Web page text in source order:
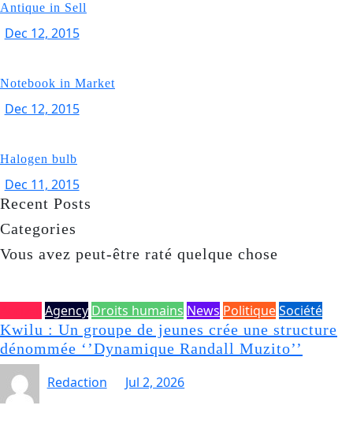
Antique in Sell
Dec 12, 2015
Notebook in Market
Dec 12, 2015
Halogen bulb
Dec 11, 2015
Recent Posts
Categories
Vous avez peut-être raté quelque chose
Agency Droits humains News PolitiqueSociété
Kwilu : Un groupe de jeunes crée une structure
dénommée ‘’Dynamique Randall Muzito’’
Redaction
Jul 2, 2026